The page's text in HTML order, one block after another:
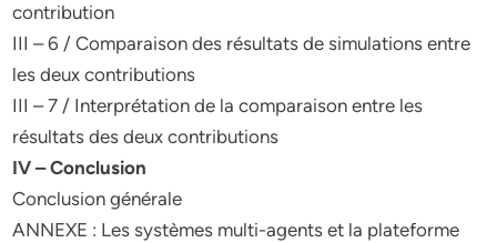
contribution
III – 6 / Comparaison des résultats de simulations entre
les deux contributions
III – 7 / Interprétation de la comparaison entre les
résultats des deux contributions
IV – Conclusion
Conclusion générale
ANNEXE : Les systèmes multi-agents et la plateforme